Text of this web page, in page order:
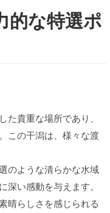
的な特選ポ
た貴重な場所であり、
この干潟は、様々な渡
のような清らかな水域
い感動を与えます。
晴らしさを感じられる